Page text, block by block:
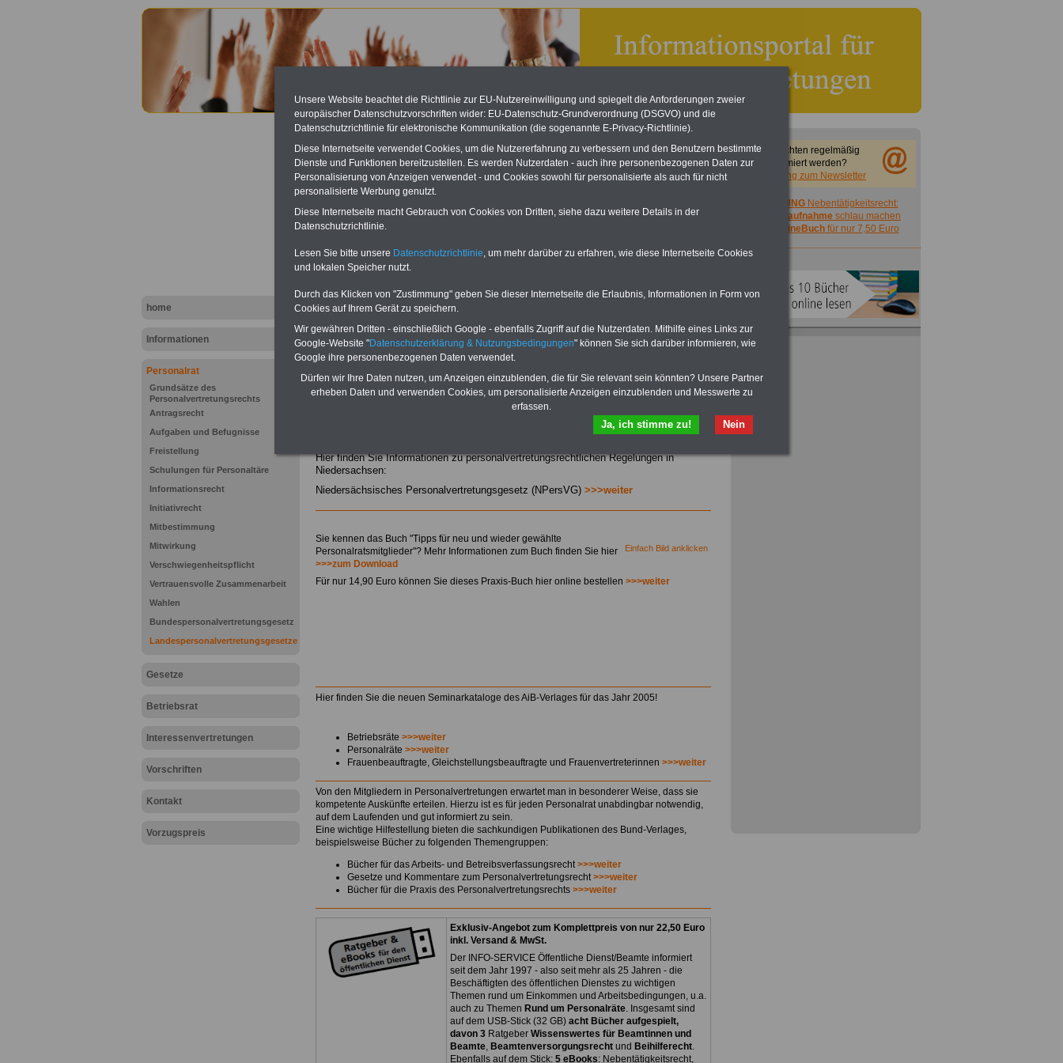
home
Informationen
Personalrat
Grundsätze des
Personalvertretungsrechts
Antragsrecht
Aufgaben und Befugnisse
Freistellung
Schulungen für Personaltäre
Informationsrecht
Initiativrecht
Mitbestimmung
Mitwirkung
Verschwiegenheitspflicht
Vertrauensvolle Zusammenarbeit
Wahlen
Bundespersonalvertretungsgesetz
Landespersonalvertretungsgesetze
Gesetze
Betriebsrat
Interessenvertretungen
Vorschriften
Kontakt
Vorzugspreis
Informationen für Personalräte in Niedersachsen
ÖD neu aufgelegt
allen Entgelttabellen für
Auszubildendenvergütungen,
Praktikantenentgelten und
>>>
Hier zur Bestellung des
eBooks Tarifrecht
Hier finden Sie Informationen zu personalvertretungsrechtlichen Regelungen in
Niedersachsen:
Niedersächsisches Personalvertretungsgesetz (NPersVG) >>>weiter
Einfach Bild anklicken
Sie kennen das Buch "Tipps für neu und wieder gewählte
Personalratsmitglieder"? Mehr Informationen zum Buch finden Sie hier
>>>zum Download
Für nur 14,90 Euro können Sie dieses Praxis-Buch hier online bestellen >>>weiter
Hier finden Sie die neuen Seminarkataloge des AiB-Verlages für das Jahr 2005!
Betriebsräte >>>weiter
Personalräte >>>weiter
Frauenbeauftragte, Gleichstellungsbeauftragte und Frauenvertreterinnen >>>weiter
Von den Mitgliedern in Personalvertretungen erwartet man in besonderer Weise, dass sie
kompetente Auskünfte erteilen. Hierzu ist es für jeden Personalrat unabdingbar notwendig,
auf dem Laufenden und gut informiert zu sein.
Eine wichtige Hilfestellung bieten die sachkundigen Publikationen des Bund-Verlages,
beispielsweise Bücher zu folgenden Themengruppen:
Bücher für das Arbeits- und Betreibsverfassungsrecht>>>weiter
Gesetze und Kommentare zum Personalvertretungsrecht>>>weiter
Bücher für die Praxis des Personalvertretungsrechts >>>weiter
Exklusiv-Angebot zum Komplettpreis von nur 22,50 Euro
inkl. Versand & MwSt.
Der INFO-SERVICE Öffentliche Dienst/Beamte informiert
seit dem Jahr 1997 - also seit mehr als 25 Jahren - die
Beschäftigten des öffentlichen Dienstes zu wichtigen
Themen rund um Einkommen und Arbeitsbedingungen, u.a.
auch zu Themen Rund um Personalräte. Insgesamt sind
auf dem USB-Stick (32 GB) acht Bücher aufgespielt,
davon 3 Ratgeber Wissenswertes für Beamtinnen und
Beamte, Beamtenversorgungsrecht und Beihilferecht.
Ebenfalls auf dem Stick: 5 eBooks: Nebentätigkeitsrecht,
Sie möchten regelmäßig
informiert werden?
Anmeldung zum Newsletter
ACHTUNGNebentätigkeitsrecht:
vor Jobaufnahme schlau machen
OnlineBuchfür nur 7,50 Euro
Unsere Website beachtet die Richtlinie zur EU-Nutzereinwilligung und spiegelt die Anforderungen zweier
europäischer Datenschutzvorschriften wider: EU-Datenschutz-Grundverordnung (DSGVO) und die
Datenschutzrichtlinie für elektronische Kommunikation (die sogenannte E-Privacy-Richtlinie).
Diese Internetseite verwendet Cookies, um die Nutzererfahrung zu verbessern und den Benutzern bestimmte
Dienste und Funktionen bereitzustellen. Es werden Nutzerdaten - auch ihre personenbezogenen Daten zur
Personalisierung von Anzeigen verwendet - und Cookies sowohl für personalisierte als auch für nicht
personalisierte Werbung genutzt.
Diese Internetseite macht Gebrauch von Cookies von Dritten, siehe dazu weitere Details in der
Datenschutzrichtlinie.
Lesen Sie bitte unsere Datenschutzrichtlinie, um mehr darüber zu erfahren, wie diese Internetseite Cookies
und lokalen Speicher nutzt.
Durch das Klicken von "Zustimmung" geben Sie dieser Internetseite die Erlaubnis, Informationen in Form von
Cookies auf Ihrem Gerät zu speichern.
Wir gewähren Dritten - einschließlich Google - ebenfalls Zugriff auf die Nutzerdaten. Mithilfe eines Links zur
Google-Website "Datenschutzerklärung & Nutzungsbedingungen" können Sie sich darüber informieren, wie
Google ihre personenbezogenen Daten verwendet.
Dürfen wir Ihre Daten nutzen, um Anzeigen einzublenden, die für Sie relevant sein könnten? Unsere Partner
erheben Daten und verwenden Cookies, um personalisierte Anzeigen einzublenden und Messwerte zu
erfassen.
Nein
Ja, ich stimme zu!